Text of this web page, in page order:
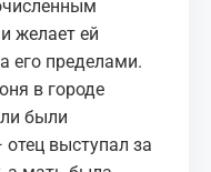
желает ей
его пределами.
в городе
были
выступал за